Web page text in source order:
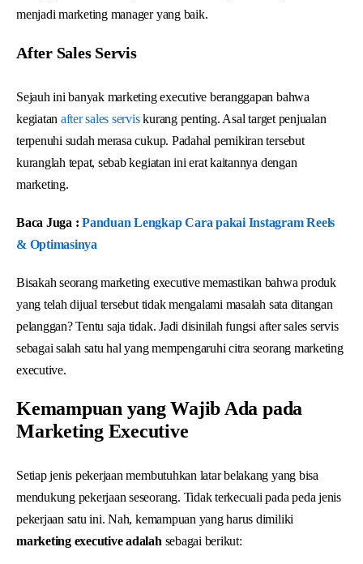
menjadi marketing manager yang baik.
After Sales Servis
Sejauh ini banyak marketing executive beranggapan bahwa
kegiatan after sales serviskurang penting. Asal target penjualan
terpenuhi sudah merasa cukup. Padahal pemikiran tersebut
kuranglah tepat, sebab kegiatan ini erat kaitannya dengan
marketing.
Baca Juga :Panduan Lengkap Cara pakai Instagram Reels
& Optimasinya
Bisakah seorang marketing executive memastikan bahwa produk
yang telah dijual tersebut tidak mengalami masalah sata ditangan
pelanggan? Tentu saja tidak. Jadi disinilah fungsi after sales servis
sebagai salah satu hal yang mempengaruhi citra seorang marketing
executive.
Kemampuan yang Wajib Ada pada
Marketing Executive
Setiap jenis pekerjaan membutuhkan latar belakang yang bisa
mendukung pekerjaan seseorang. Tidak terkecuali pada peda jenis
pekerjaan satu ini. Nah, kemampuan yang harus dimiliki
marketing executive adalah sebagai berikut: